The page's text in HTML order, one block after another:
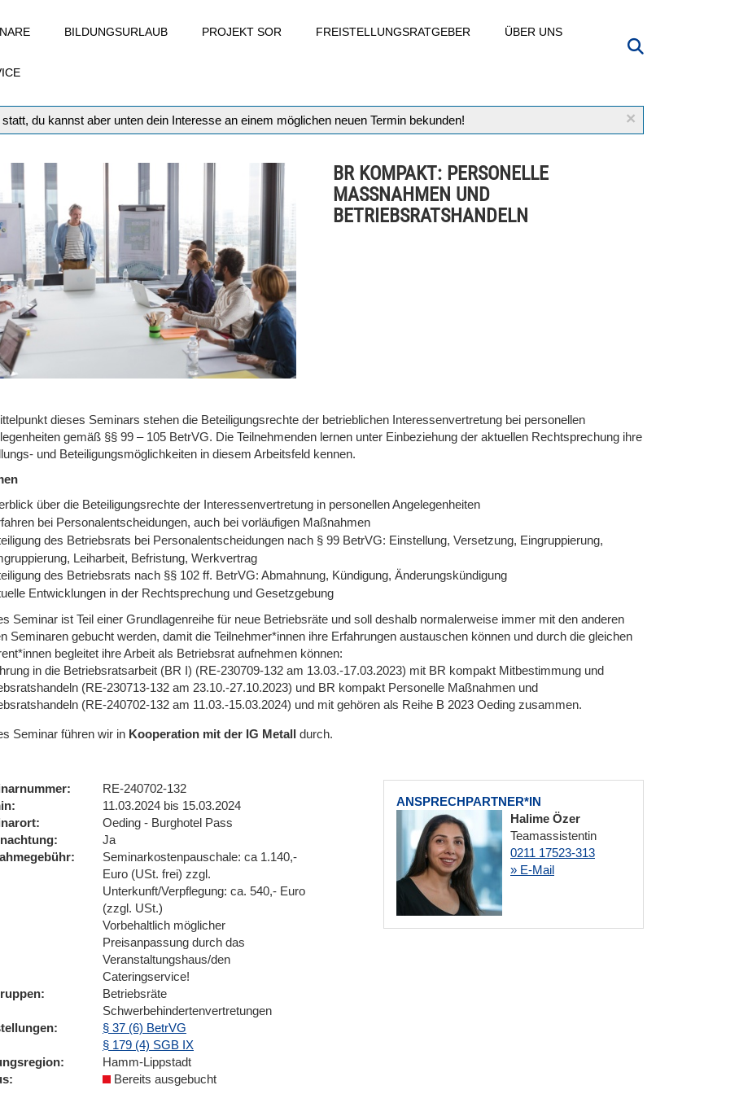
BILDUNGSURLAUB PROJEKT SOR FREISTELLUNGSRATGEBER ÜBER UNS
×
du kannst aber unten dein Interesse an einem möglichen neuen Termin bekunden!
BR KOMPAKT: PERSONELLE
MASSNAHMEN UND
BETRIEBSRATSHANDELN
dieses Seminars stehen die Beteiligungsrechte der betrieblichen Interessenvertretung bei personellen
gemäß §§ 99 – 105 BetrVG. Die Teilnehmenden lernen unter Einbeziehung der aktuellen Rechtsprechung ihre
und Beteiligungsmöglichkeiten in diesem Arbeitsfeld kennen.
über die Beteiligungsrechte der Interessenvertretung in personellen Angelegenheiten
bei Personalentscheidungen, auch bei vorläufigen Maßnahmen
des Betriebsrats bei Personalentscheidungen nach § 99 BetrVG: Einstellung, Versetzung, Eingruppierung,
Leiharbeit, Befristung, Werkvertrag
des Betriebsrats nach §§ 102 ff. BetrVG: Abmahnung, Kündigung, Änderungskündigung
Entwicklungen in der Rechtsprechung und Gesetzgebung
Seminar ist Teil einer Grundlagenreihe für neue Betriebsräte und soll deshalb normalerweise immer mit den anderen
Seminaren gebucht werden, damit die Teilnehmer*innen ihre Erfahrungen austauschen können und durch die gleichen
begleitet ihre Arbeit als Betriebsrat aufnehmen können:
in die Betriebsratsarbeit (BR I) (RE-230709-132 am 13.03.-17.03.2023) mit BR kompakt Mitbestimmung und
(RE-230713-132 am 23.10.-27.10.2023) und BR kompakt Personelle Maßnahmen und
(RE-240702-132 am 11.03.-15.03.2024) und mit gehören als Reihe B 2023 Oeding zusammen.
Seminar führen wir in Kooperation mit der IG Metall durch.
ANSPRECHPARTNER*IN
Halime Özer
Teamassistentin
0211 17523-313
» E-Mail
RE-240702-132
11.03.2024 bis 15.03.2024
Oeding - Burghotel Pass
Ja
Seminarkostenpauschale: ca 1.140,-
Euro (USt. frei) zzgl.
Unterkunft/Verpflegung: ca. 540,- Euro
(zzgl. USt.)
Vorbehaltlich möglicher
Preisanpassung durch das
Veranstaltungshaus/den
Cateringservice!
Betriebsräte
Schwerbehindertenvertretungen
§ 37 (6) BetrVG
§ 179 (4) SGB IX
Hamm-Lippstadt
Bereits ausgebucht